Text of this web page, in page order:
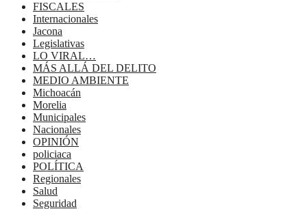
FISCALES
Internacionales
Jacona
Legislativas
LO VIRAL…
MÁS ALLÁ DEL DELITO
MEDIO AMBIENTE
Michoacán
Morelia
Municipales
Nacionales
OPINIÓN
policiaca
POLÍTICA
Regionales
Salud
Seguridad